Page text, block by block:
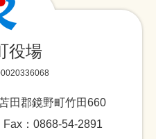
役場
田郡鏡野町竹田660
：0868-54-2891